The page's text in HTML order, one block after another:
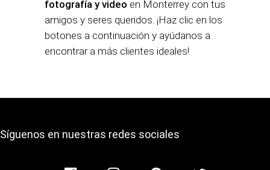
fotografía y video en Monterrey con tus
amigos y seres queridos. ¡Haz clic en los
botones a continuación y ayúdanos a
encontrar a más clientes ideales!
Síguenos en nuestras redes sociales